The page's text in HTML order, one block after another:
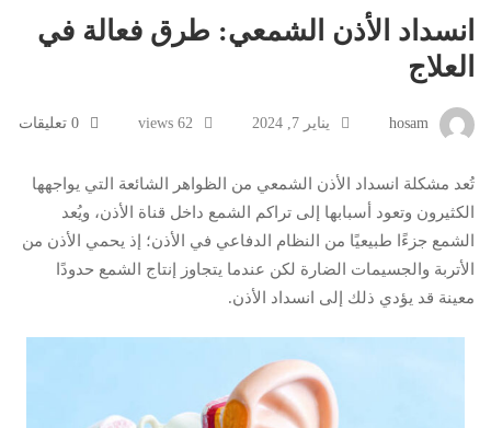
انسداد الأذن الشمعي: طرق فعالة في
العلاج
يناير 7, 2024 62 views 0 تعليقات
تُعد مشكلة انسداد الأذن الشمعي من الظواهر الشائعة التي يواجهها
الكثيرون وتعود أسبابها إلى تراكم الشمع داخل قناة الأذن، ويُعد
الشمع جزءًا طبيعيًا من النظام الدفاعي في الأذن؛ إذ يحمي الأذن من
الأتربة والجسيمات الضارة لكن عندما يتجاوز إنتاج الشمع حدودًا
معينة قد يؤدي ذلك إلى انسداد الأذن.